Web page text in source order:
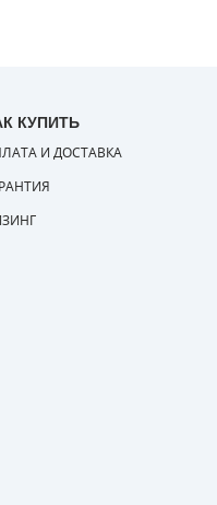
1-7 БАР
8-9 БАР
10 БАР
12-16 БАР
50 Л
100-150 Л
500 Л
КУПИТЬ
И ДОСТАВКА